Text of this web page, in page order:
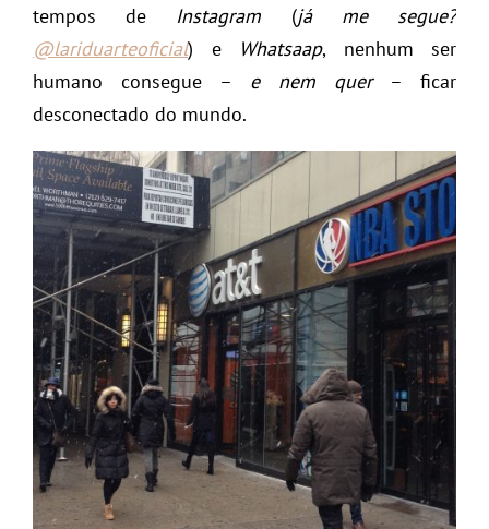
tempos de Instagram (já me segue?
@lariduarteoficial) e Whatsaap, nenhum ser
humano consegue – e nem quer– ficar
desconectado do mundo.